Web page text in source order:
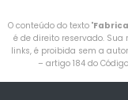
O conteúdo do texto "
é de direito reservado.
links, é proibida sem a
– artigo 184 do